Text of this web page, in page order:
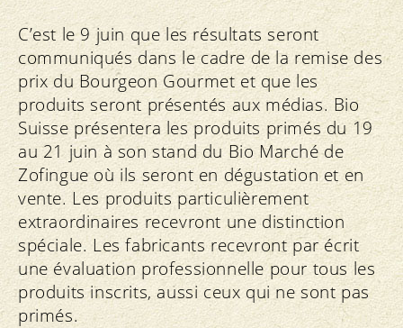
C’est le 9 juin que les résultats seront
communiqués dans le cadre de la remise des
prix du Bourgeon Gourmet et que les
produits seront présentés aux médias. Bio
Suisse présentera les produits primés du 19
au 21 juin à son stand du Bio Marché de
Zofingue où ils seront en dégustation et en
vente. Les produits particulièrement
extraordinaires recevront une distinction
spéciale. Les fabricants recevront par écrit
une évaluation professionnelle pour tous les
produits inscrits, aussi ceux qui ne sont pas
primés.